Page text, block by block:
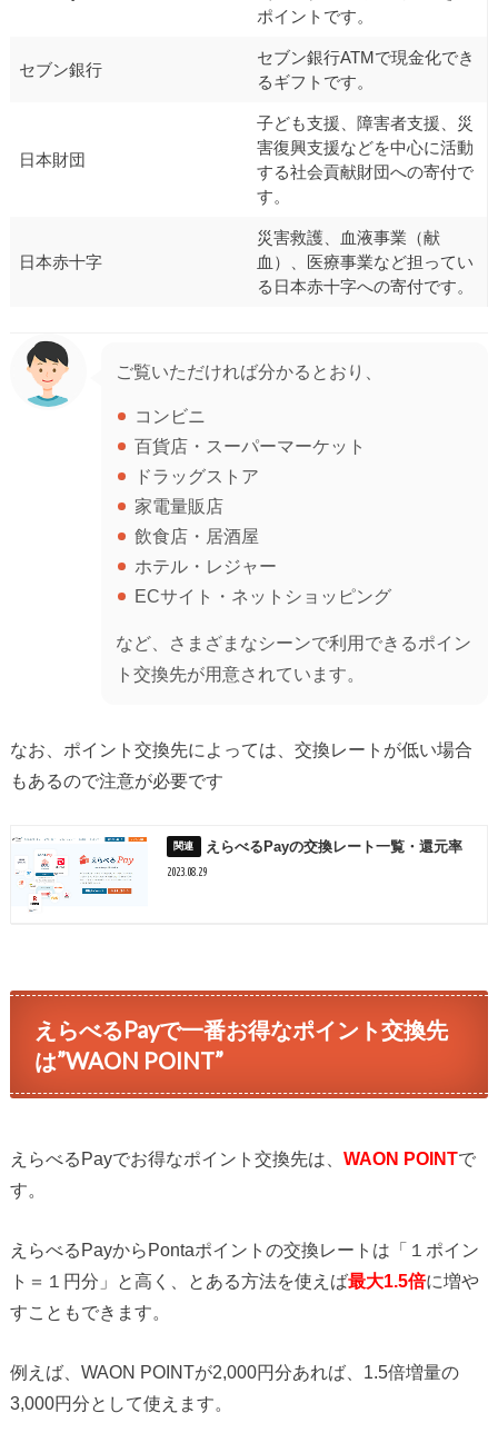
ポイントです。
セブン銀行
セブン銀行ATMで現金化でき
るギフトです。
日本財団
子ども支援、障害者支援、災
害復興支援などを中心に活動
する社会貢献財団への寄付で
す。
日本赤十字
災害救護、血液事業（献
血）、医療事業など担ってい
る日本赤十字への寄付です。
ご覧いただければ分かるとおり、
コンビニ
百貨店・スーパーマーケット
ドラッグストア
家電量販店
飲食店・居酒屋
ホテル・レジャー
ECサイト・ネットショッピング
など、さまざまなシーンで利用できるポイン
ト交換先が用意されています。
なお、ポイント交換先によっては、交換レートが低い場合
もあるので注意が必要です
えらべるPayの交換レート一覧・還元率
2023.08.29
えらべるPayで一番お得なポイント交換先
は”WAON POINT”
えらべるPayでお得なポイント交換先は、 WAON POINTで
す。
えらべるPayからPontaポイントの交換レートは「１ポイン
ト＝１円分」と高く、とある方法を使えば最大1.5倍に増や
すこともできます。
例えば、WAON POINTが2,000円分あれば、1.5倍増量の
3,000円分として使えます。